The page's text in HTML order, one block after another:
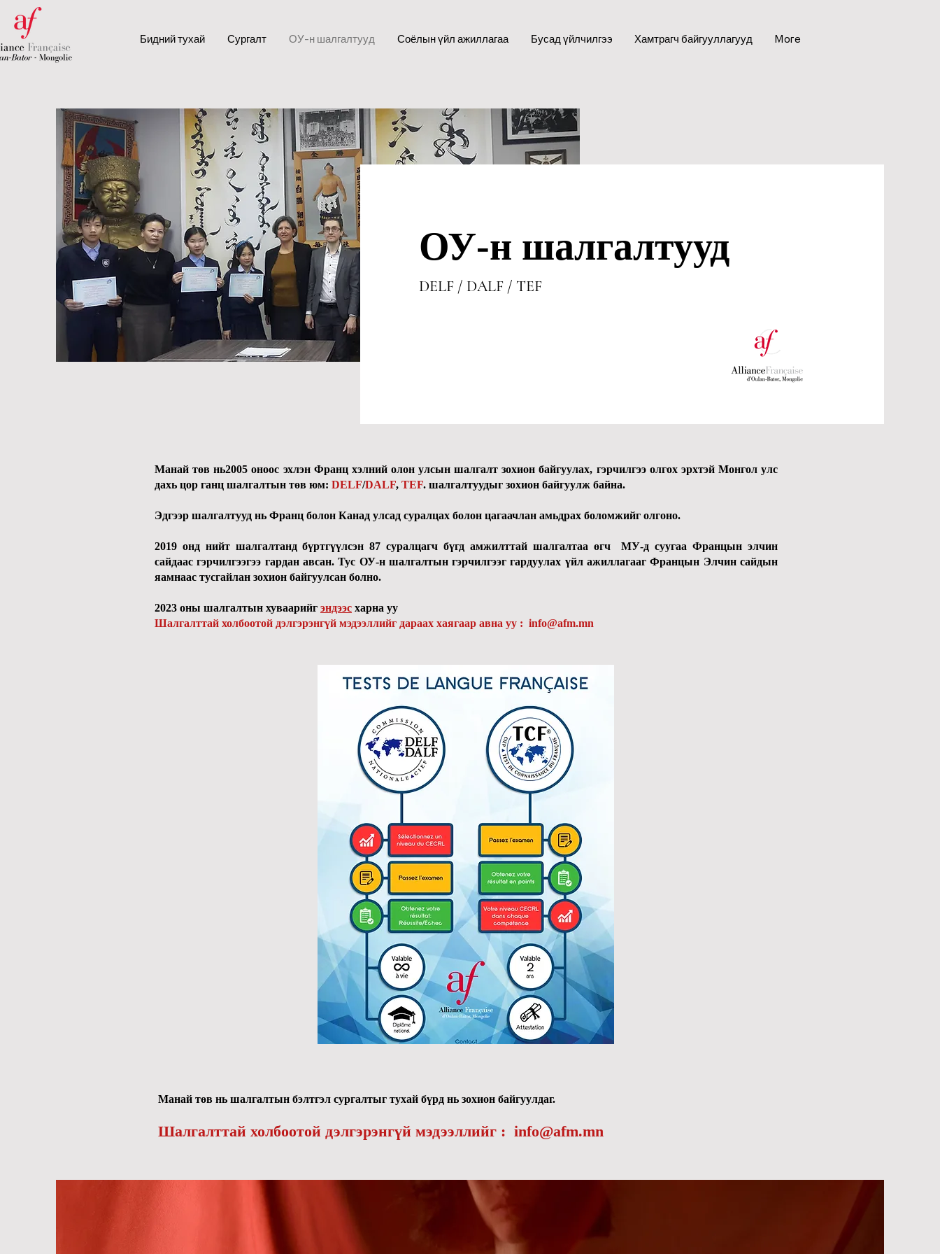
Бидний тухай Сургалт ОУ-н шалгалтууд Соёлын үйл ажиллагаа Бусад үйлчилгээ Хамтрагч байгууллагууд More
ОУ-н шалгалтууд
DELF / DALF / TEF
Манай төв нь2005 оноос эхлэн Франц хэлний олон улсын шалгалт зохион байгуулах, гэрчилгээ олгох эрхтэй Монгол улс
дахь цор ганц шалгалтын төв юм: DELF/DALF, TEF. шалгалтуудыг зохион байгуулж байна.
Эдгээр шалгалтууд нь Франц болон Канад улсад суралцах болон цагаачлан амьдрах боломжийг олгоно.
2019 онд нийт шалгалтанд бүртгүүлсэн 87 суралцагч бүгд амжилттай шалгалтаа өгч МУ-д суугаа Францын элчин
сайдаас гэрчилгээгээ гардан авсан. Тус ОУ-н шалгалтын гэрчилгээг гардуулах үйл ажиллагааг Францын Элчин сайдын
яамнаас тусгайлан зохион байгуулсан болно.
2023 оны шалгалтын хуваарийг эндээс харна уу
Шалгалттай холбоотой дэлгэрэнгүй мэдээллийг дараах хаягаар авна уу : info@afm.mn
Манай төв нь шалгалтын бэлтгэл сургалтыг тухай бүрд нь зохион байгуулдаг.
Шалгалттай холбоотой дэлгэрэнгүй мэдээллийг : info@afm.mn